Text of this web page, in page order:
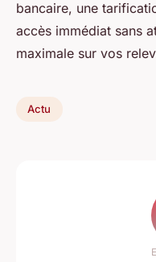
bancaire, une
accès immédiat sans
maximale sur vos
Actu